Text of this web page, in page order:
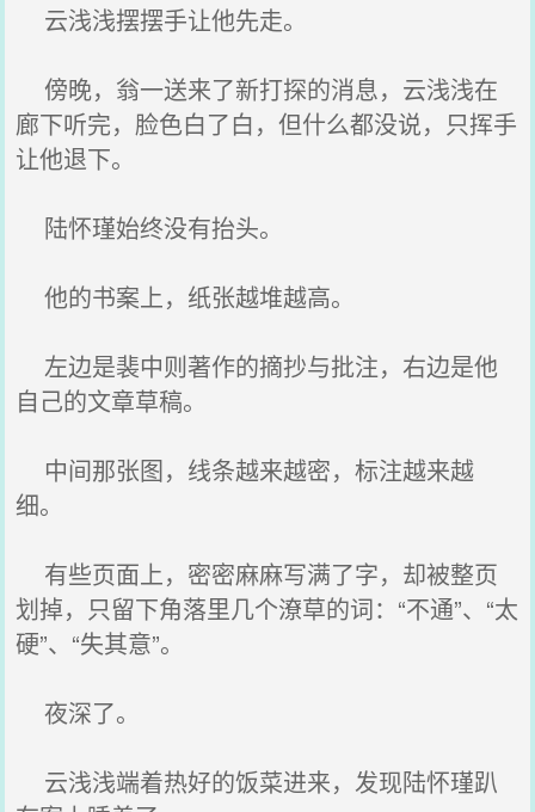
云浅浅摆摆手让他先走。
傍晚，翁一送来了新打探的消息，云浅浅在
廊下听完，脸色白了白，但什么都没说，只挥手
让他退下。
陆怀瑾始终没有抬头。
他的书案上，纸张越堆越高。
左边是裴中则著作的摘抄与批注，右边是他
自己的文章草稿。
中间那张图，线条越来越密，标注越来越
细。
有些页面上，密密麻麻写满了字，却被整页
划掉，只留下角落里几个潦草的词：“不通”、“太
硬”、“失其意”。
夜深了。
云浅浅端着热好的饭菜进来，发现陆怀瑾趴